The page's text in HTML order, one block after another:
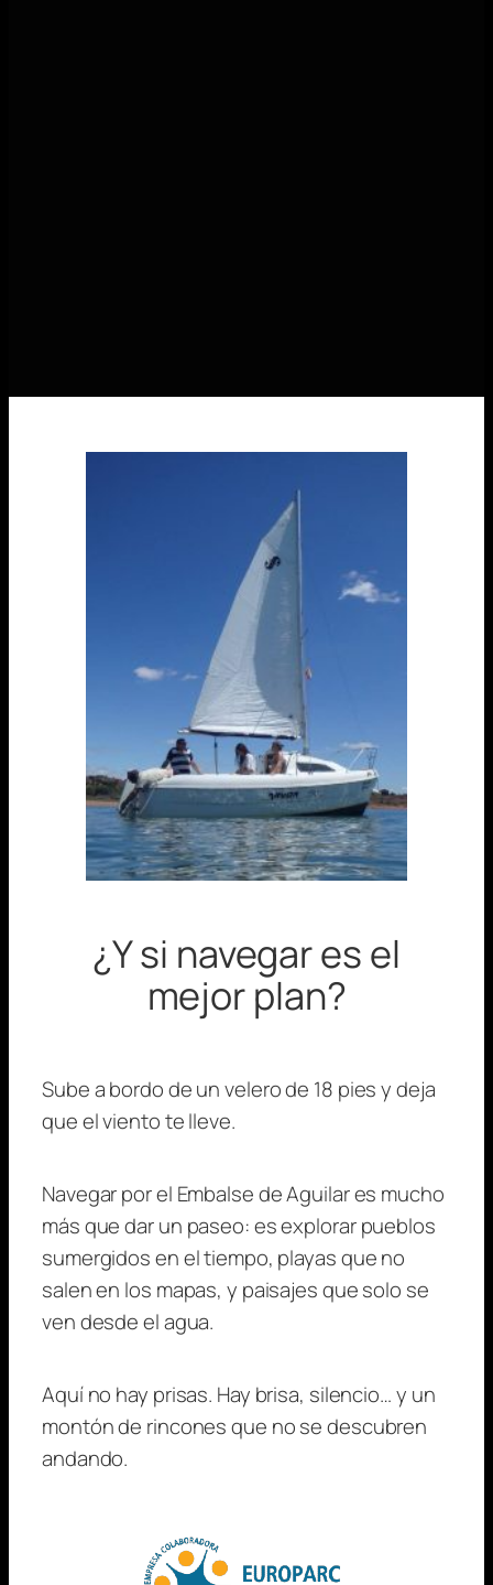
¿Y si navegar es el
mejor plan?
Sube a bordo de un velero de 18 pies y deja
que el viento te lleve.
Navegar por el Embalse de Aguilar es mucho
más que dar un paseo: es explorar pueblos
sumergidos en el tiempo, playas que no
salen en los mapas, y paisajes que solo se
ven desde el agua.
Aquí no hay prisas. Hay brisa, silencio… y un
montón de rincones que no se descubren
andando.